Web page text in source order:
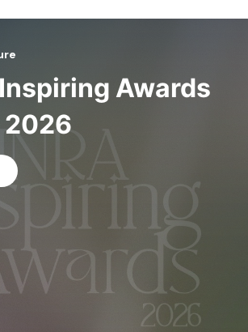
Awards
2026